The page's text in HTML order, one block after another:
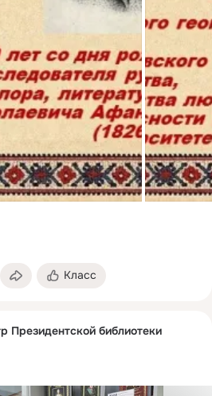
Класс
Президентской библиотеки